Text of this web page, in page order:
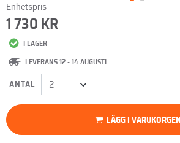
Enhetspris
1 730 KR
I LAGER
LEVERANS 12 - 14 AUGUSTI
ANTAL
LÄGG I VARUKORGEN